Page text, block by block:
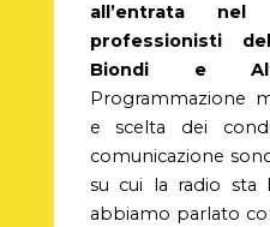
all’entrata
professionisti
Biondi e
Programmazione
e scelta dei
comunicazione
su cui la radio sta
abbiamo parlato